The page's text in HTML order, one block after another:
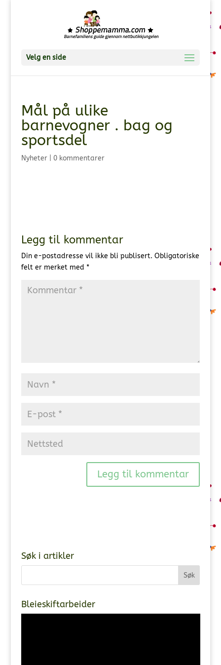
Velg en side
Mål på ulike
barnevogner . bag og
sportsdel
Nyheter| 0 kommentarer
Legg til kommentar
Din e-postadresse vil ikke bli publisert. Obligatoriske
felt er merket med *
Søk i artikler
Bleieskiftarbeider